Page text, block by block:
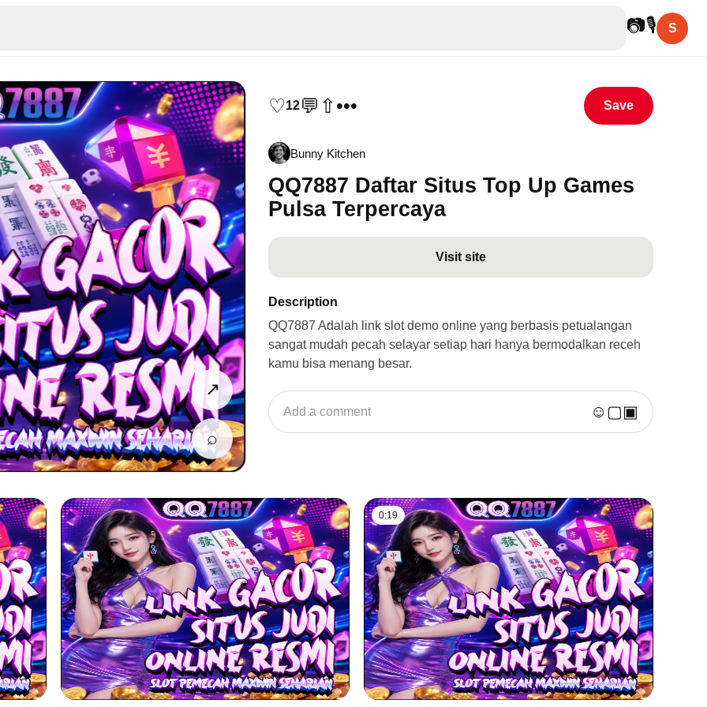
📷🎙 S
↗
⌕
♡12💬 ⇧••• Save
Bunny Kitchen
QQ7887 Daftar Situs Top Up Games
Pulsa Terpercaya
Visit site
Description
QQ7887 Adalah link slot demo online yang berbasis petualangan
sangat mudah pecah selayar setiap hari hanya bermodalkan receh
kamu bisa menang besar.
Add a comment ☺ ▢▣
0:19